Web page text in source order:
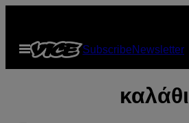
περιεχόμενο
Ανοίξτε
το
μενού
SubscribeNewsletter
καλάθι